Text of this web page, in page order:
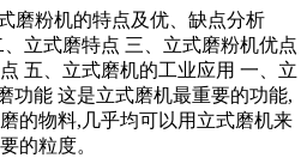
磨粉机的特点及优、缺点分析
立式磨特点 三、立式磨粉机优点
五、立式磨机的工业应用 一、立
功能 这是立式磨机最重要的功能,
的物料,几乎均可以用立式磨机来
的粒度。